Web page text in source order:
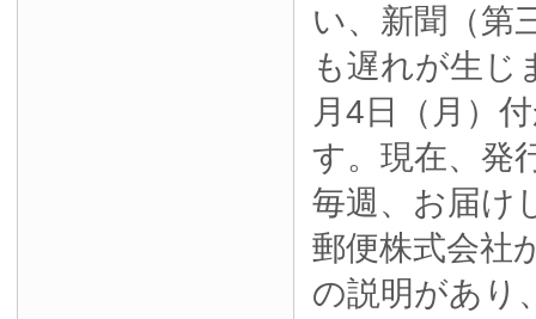
い、新聞（第
も遅れが生じ
月4日（月）
す。現在、発
毎週、お届け
郵便株式会社
の説明があり